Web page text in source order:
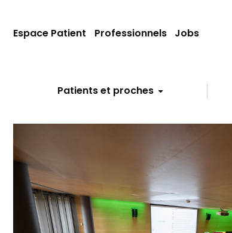
Patients et proches
Espace Patient Professionnels Jobs